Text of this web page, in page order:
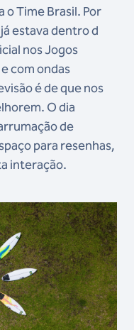
o Time Brasil. Por
estava dentro d
nos Jogos
com ondas
é de que nos
O dia
de
para resenhas,
interação.